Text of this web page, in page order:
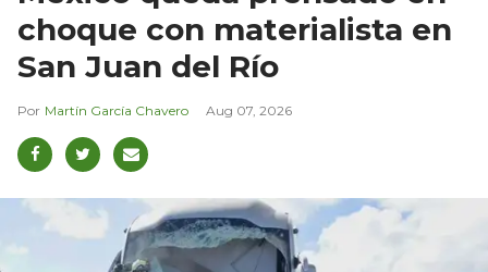
choque con materialista en
San Juan del Río
Martín García Chavero Aug 07, 2026